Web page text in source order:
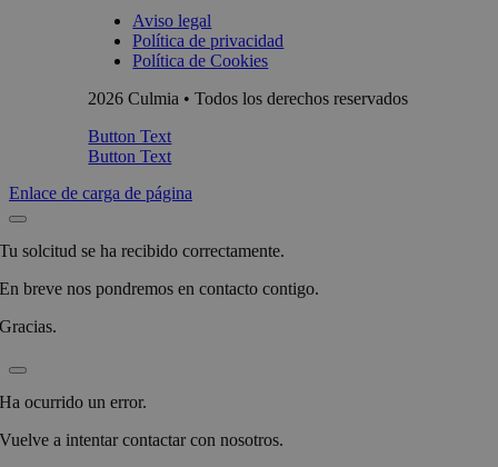
Aviso legal
Política de privacidad
Política de Cookies
2026 Culmia • Todos los derechos reservados
Button Text
Button Text
Enlace de carga de página
Tu solcitud se ha recibido correctamente.
En breve nos pondremos en contacto contigo.
Gracias.
Ha ocurrido un error.
Vuelve a intentar contactar con nosotros.